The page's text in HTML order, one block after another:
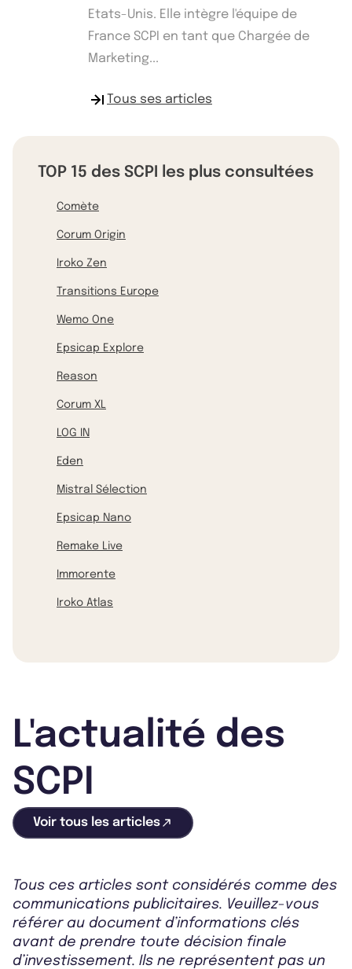
Etats-Unis. Elle intègre l'équipe de
France SCPI en tant que Chargée de
Marketing...
Tous ses articles
TOP 15 des SCPI les plus consultées
Comète
Corum Origin
Iroko Zen
Transitions Europe
Wemo One
Epsicap Explore
Reason
Corum XL
LOG IN
Eden
Mistral Sélection
Epsicap Nano
Remake Live
Immorente
Iroko Atlas
L'actualité des
SCPI
Voir tous les articles
Tous ces articles sont considérés comme des
communications publicitaires. Veuillez-vous
référer au document d’informations clés
avant de prendre toute décision finale
d’investissement. Ils ne représentent pas un